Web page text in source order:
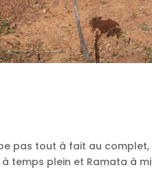
pas tout à fait au complet,
à temps plein et Ramata à